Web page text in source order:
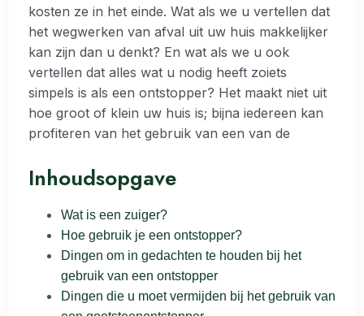
kosten ze in het einde. Wat als we u vertellen dat
het wegwerken van afval uit uw huis makkelijker
kan zijn dan u denkt? En wat als we u ook
vertellen dat alles wat u nodig heeft zoiets
simpels is als een ontstopper? Het maakt niet uit
hoe groot of klein uw huis is; bijna iedereen kan
profiteren van het gebruik van een van de
Inhoudsopgave
Wat is een zuiger?
Hoe gebruik je een ontstopper?
Dingen om in gedachten te houden bij het
gebruik van een ontstopper
Dingen die u moet vermijden bij het gebruik van